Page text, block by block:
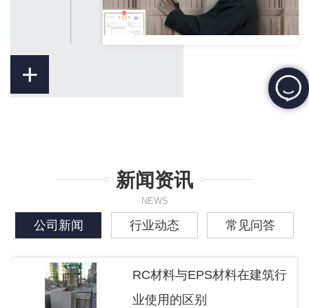
+
新闻资讯
NEWS
公司新闻 行业动态 常见问答
RC材料与EPS材料在建筑行
业使用的区别